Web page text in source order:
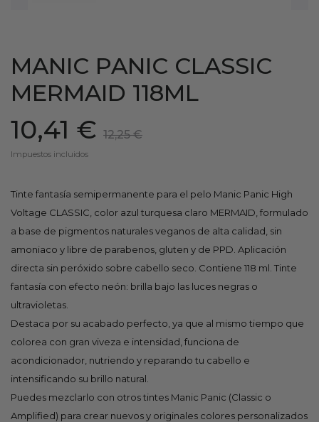
MANIC PANIC CLASSIC
MERMAID 118ML
10,41 € 12,25 €
Impuestos incluidos
Tinte fantasía semipermanente para el pelo Manic Panic High
Voltage CLASSIC, color azul turquesa claro MERMAID, formulado
a base de pigmentos naturales veganos de alta calidad, sin
amoniaco y libre de parabenos, gluten y de PPD. Aplicación
directa sin peróxido sobre cabello seco. Contiene 118 ml. Tinte
fantasía con efecto neón: brilla bajo las luces negras o
ultravioletas.
Destaca por su acabado perfecto, ya que al mismo tiempo que
colorea con gran viveza e intensidad, funciona de
acondicionador, nutriendo y reparando tu cabello e
intensificando su brillo natural.
Puedes mezclarlo con otros tintes Manic Panic (Classic o
Amplified) para crear nuevos y originales colores personalizados